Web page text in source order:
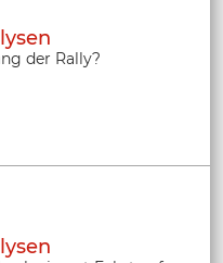
der Rally?